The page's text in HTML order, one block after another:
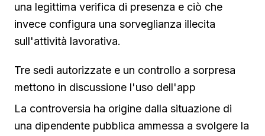
una legittima verifica di presenza e ciò che
invece configura una sorveglianza illecita
sull'attività lavorativa.
Tre sedi autorizzate e un controllo a sorpresa
mettono in discussione l'uso dell'app
La controversia ha origine dalla situazione di
una dipendente pubblica ammessa a svolgere la